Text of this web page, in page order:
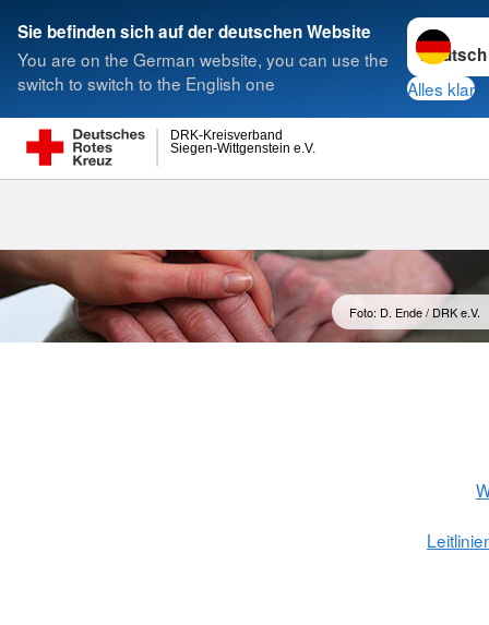
Sie befinden sich auf der deutschen Website
You are on the German website, you can use the
switch to switch to the English one
Sprache
Alles klar
Siegen-Wittgenstein e.V.
DRK-Kreisverband
Suche
Foto: D. Ende / DRK e.V.